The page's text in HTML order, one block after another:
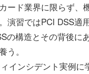
ード業界に限らず、
演習ではPCI DSS適
の構造とその背後に
う。
インシデント実例に